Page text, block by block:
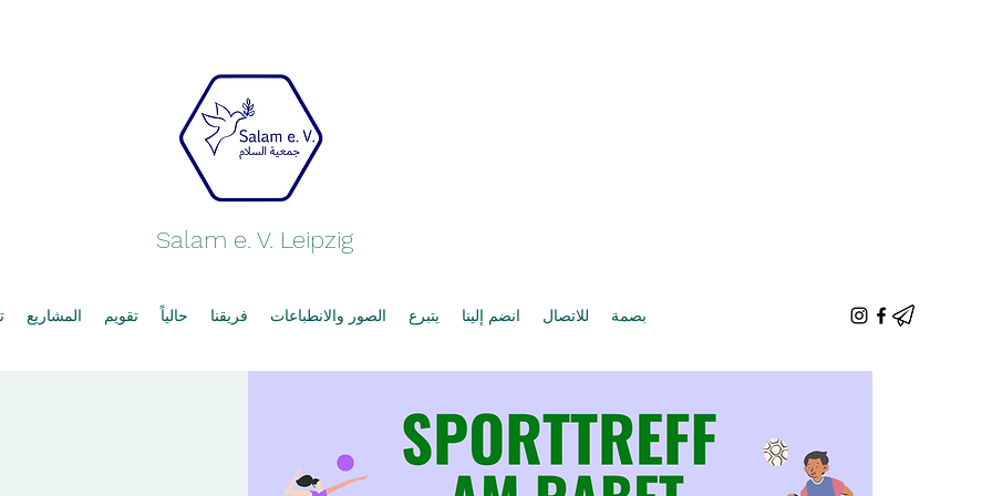
Salam e. V. Leipzig
المشاريع تقويم حالياً فريقنا الصور والانطباعات يتبرع انضم إلينا للاتصال بصمة